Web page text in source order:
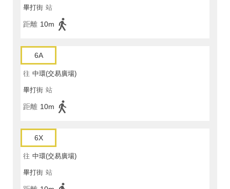
畢打街 站
距離 10m
6A
往 中環(交易廣場)
畢打街 站
距離 10m
6X
往 中環(交易廣場)
畢打街 站